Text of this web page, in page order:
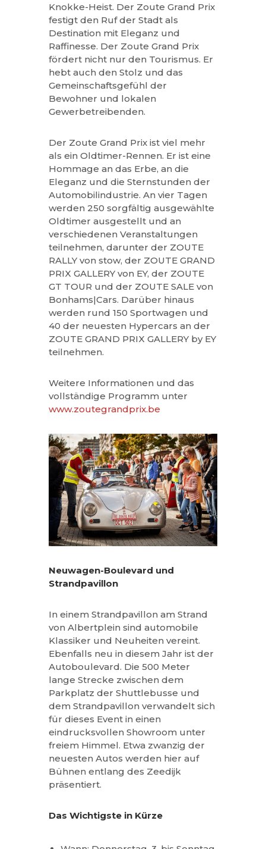
Knokke-Heist. Der Zoute Grand Prix
festigt den Ruf der Stadt als
Destination mit Eleganz und
Raffinesse. Der Zoute Grand Prix
fördert nicht nur den Tourismus. Er
hebt auch den Stolz und das
Gemeinschaftsgefühl der
Bewohner und lokalen
Gewerbetreibenden.
Der Zoute Grand Prix ist viel mehr
als ein Oldtimer-Rennen. Er ist eine
Hommage an das Erbe, an die
Eleganz und die Sternstunden der
Automobilindustrie. An vier Tagen
werden 250 sorgfältig ausgewählte
Oldtimer ausgestellt und an
verschiedenen Veranstaltungen
teilnehmen, darunter der ZOUTE
RALLY von stow, der ZOUTE GRAND
PRIX GALLERY von EY, der ZOUTE
GT TOUR und der ZOUTE SALE von
Bonhams|Cars. Darüber hinaus
werden rund 150 Sportwagen und
40 der neuesten Hypercars an der
ZOUTE GRAND PRIX GALLERY by EY
teilnehmen.
Weitere Informationen und das
vollständige Programm unter
www.zoutegrandprix.be
Neuwagen-Boulevard und
Strandpavillon
In einem Strandpavillon am Strand
von Albertplein sind automobile
Klassiker und Neuheiten vereint.
Ebenfalls neu in diesem Jahr ist der
Autoboulevard. Die 500 Meter
lange Strecke zwischen dem
Parkplatz der Shuttlebusse und
dem Strandpavillon verwandelt sich
für dieses Event in einen
eindrucksvollen Showroom unter
freiem Himmel. Etwa zwanzig der
neuesten Autos werden hier auf
Bühnen entlang des Zeedijk
präsentiert.
Das Wichtigste in Kürze